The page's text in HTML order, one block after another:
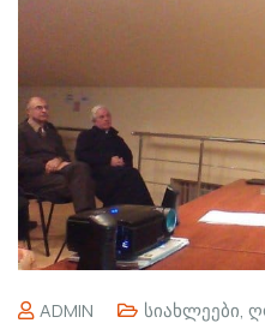
ADMIN Სიახლეები,